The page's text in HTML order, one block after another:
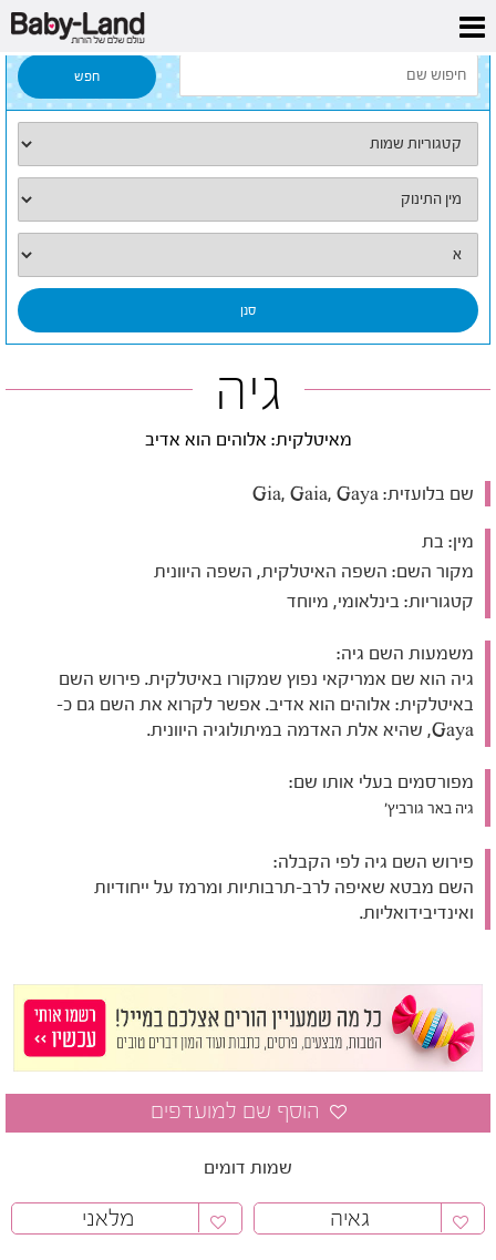
דף הבית
גיה
מאיטלקית: אלוהים הוא אדיב
שם בלועזית:
מין: בת
מקור השם: השפה האיטלקית, השפה היוונית
קטגוריות: בינלאומי, מיוחד
משמעות השם גיה:
גיה הוא שם אמריקאי נפוץ שמקורו באיטלקית. פירוש השם
באיטלקית: אלוהים הוא אדיב. אפשר לקרוא את השם גם כ-
Gaya, שהיא אלת האדמה במיתולוגיה היוונית.
מפורסמים בעלי אותו שם:
גיה באר גורביץ׳
פירוש השם גיה לפי הקבלה:
השם מבטא שאיפה לרב-תרבותיות ומרמז על ייחודיות
ואינדיבידואליות.
שמות דומים
גאיה מלאני